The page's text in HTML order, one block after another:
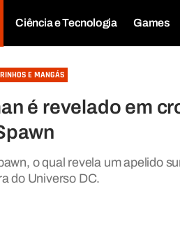
Ciência e Tecnologia Games
E MANGÁS
é revelado em
o qual revela um apelido
do Universo DC.